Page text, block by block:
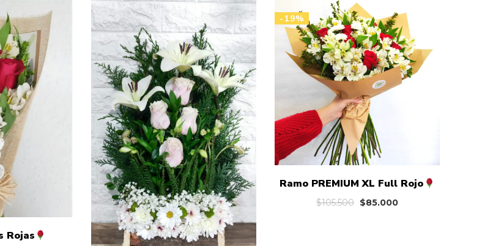
Rojas
-19%
Ramo PREMIUM XL Full Rojo
$105.500 El
$85.000El